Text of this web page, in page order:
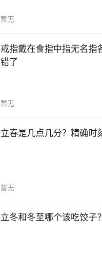
暂无
戒指戴在食指中指无名指
错了
暂无
立春是几点几分？精确时
暂无
立冬和冬至哪个该吃饺子